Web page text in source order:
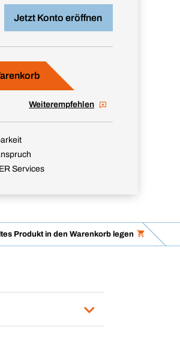
Jetzt Konto eröffnen
Weiterempfehlen
Services
Produkt in den Warenkorb legen